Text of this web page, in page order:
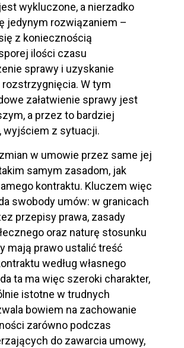
wykluczone, a nierzadko
jedynym rozwiązaniem –
z koniecznością
ilości czasu
sprawy i uzyskanie
W tym
załatwienie sprawy jest
a przez to bardziej
wyjściem z sytuacji.
w umowie przez same jej
samym zasadom, jak
kontraktu. Kluczem więc
swobody umów: w granicach
przepisy prawa, zasady
oraz naturę stosunku
mają prawo ustalić treść
według własnego
ta ma więc szeroki charakter,
istotne w trudnych
bowiem na zachowanie
zarówno podczas
do zawarcia umowy,